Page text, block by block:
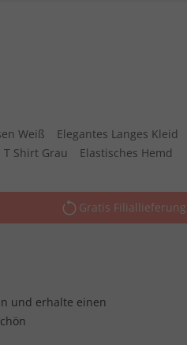
Weiß Elegantes Langes Kleid
T Shirt Grau Elastisches Hemd
Gratis Filiallieferung
und erhalte einen